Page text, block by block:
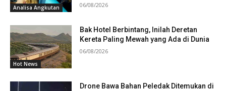
Analisa Angkutan 06/08/2026
Hot News
Bak Hotel Berbintang, Inilah Deretan
Kereta Paling Mewah yang Ada di Dunia
06/08/2026
Drone Bawa Bahan Peledak Ditemukan di